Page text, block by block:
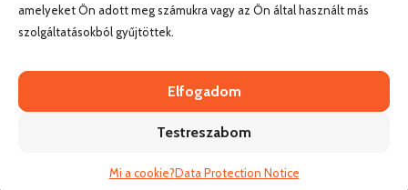
amelyeket Ön adott meg számukra vagy az Ön által használt más
szolgáltatásokból gyűjtöttek.
Elfogadom
Testreszabom
Mi a cookie?Data Protection Notice
továbbítani a partnerünknek.